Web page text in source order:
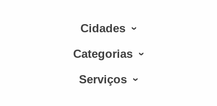
Cidades
Categorias
Serviços